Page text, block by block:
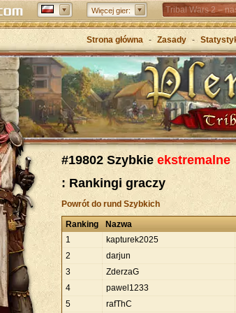
Więcej gier: Tribal Wars 2 –
Forge of Empires
Grepolis –
Strona główna - Zasady -
#19802 Szybkie ekstremalne
: Rankingi graczy
Powrót do rund Szybkich
Ranking Nazwa
1
kapturek2025
2
darjun
3
ZderzaG
4
pawel1233
5
rafThC